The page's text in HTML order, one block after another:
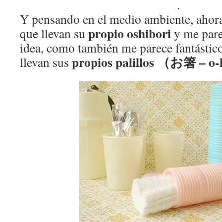
.
Y pensando en el medio ambiente,
que llevan su propio oshiboriy me
idea, como también me parece
llevan sus propios palillos （お箸 –